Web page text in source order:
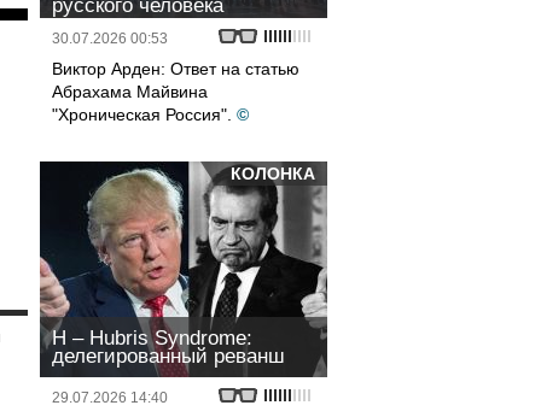
русского человека
30.07.2026 00:53
Виктор Арден: Ответ на статью
Абрахама Майвина
"Хроническая Россия". ©
КОЛОНКА
H – Hubris Syndrome:
делегированный реванш
29.07.2026 14:40